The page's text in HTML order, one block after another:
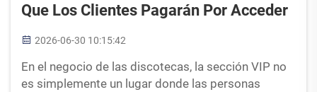
Que Los Clientes Pagarán Por Acceder
2026-06-30 10:15:42
En el negocio de las discotecas, la sección VIP no
es simplemente un lugar donde las personas